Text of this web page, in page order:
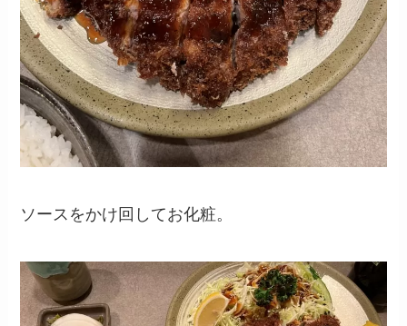
ソースをかけ回してお化粧。